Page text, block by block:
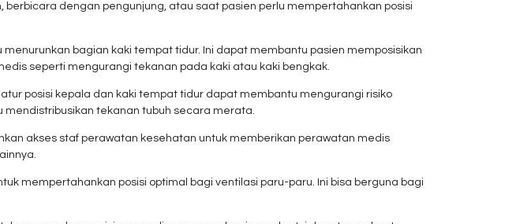
dengan pengunjung, atau saat pasien perlu mempertahankan posisi
bagian kaki tempat tidur. Ini dapat membantu pasien memposisikan
seperti mengurangi tekanan pada kaki atau kaki bengkak.
posisi kepala dan kaki tempat tidur dapat membantu mengurangi risiko
mendistribusikan tekanan tubuh secara merata.
akses staf perawatan kesehatan untuk memberikan perawatan medis
mempertahankan posisi optimal bagi ventilasi paru-paru. Ini bisa berguna bagi